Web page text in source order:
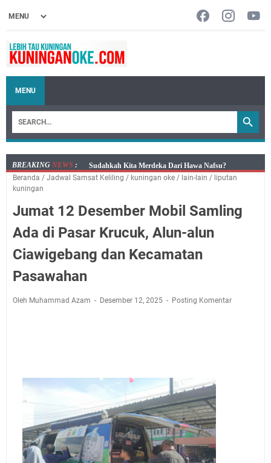
MENU
BREAKING NEWS :
Info Sembako di Pasar Kepuh Kuningan Kamis 6
Agustus 2026, Daging Naik, Telur Turun
2026 Ada Tiga Acara
Kamis 6 Agustus 2026 Mobil Samling Ada di Alun-alun
Luragung, Ini Persyaratan dan Besaran Biayanya
Layanan Mobil Samsat Keliling Kuningan Kamis 6
Keterlambatan Berarti Kegagalan
Rabu 5 Agustus 2026 Masing-masing Dua Acara
Ini Lokasi Samling Kuningan Rabu 5 Agustus 2026
Uniku Jadi Tuan Rumah Pendampingan Penyusunan
Dokumen SPMI
Sudahkah Kita Merdeka Dari Hawa Nafsu?
Beranda / Jadwal Samsat Keliling / kuningan oke / lain-lain / liputan
kuningan
Jumat 12 Desember Mobil Samling
Ada di Pasar Krucuk, Alun-alun
Ciawigebang dan Kecamatan
Pasawahan
Oleh Muhammad Azam Desember 12, 2025 Posting Komentar